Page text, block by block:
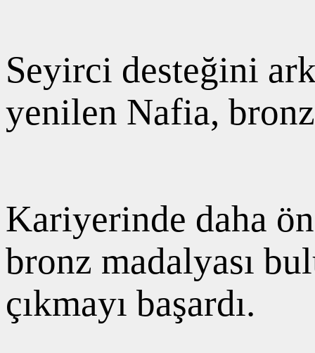
Seyirci desteğini
yenilen Nafia,
Kariyerinde daha
bronz madalyası
çıkmayı başardı.